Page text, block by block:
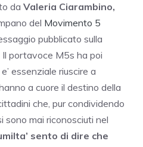
da Valeria Ciarambino,
del Movimento 5
pubblicato sulla
portavoce M5s ha poi
essenziale riuscire a
a cuore il destino della
che, pur condividendo
sono mai riconosciuti nel
sento di dire che